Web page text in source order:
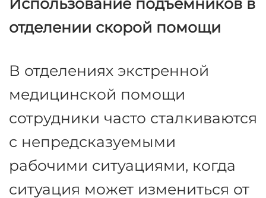
Подъемники в
отделении
помощи:
эффективность
и
безопасность
Использование подъемников в